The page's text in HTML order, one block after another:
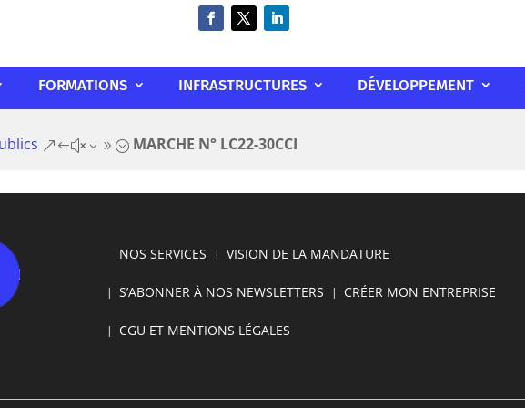
FORMATIONS INFRASTRUCTURES DÉVELOPPEMENT
&#x39; MARCHE N° LC22-30CCI
NOS SERVICES VISION DE LA MANDATURE
S’ABONNER À NOS NEWSLETTERS CRÉER MON ENTREPRISE
CGU ET MENTIONS LÉGALES